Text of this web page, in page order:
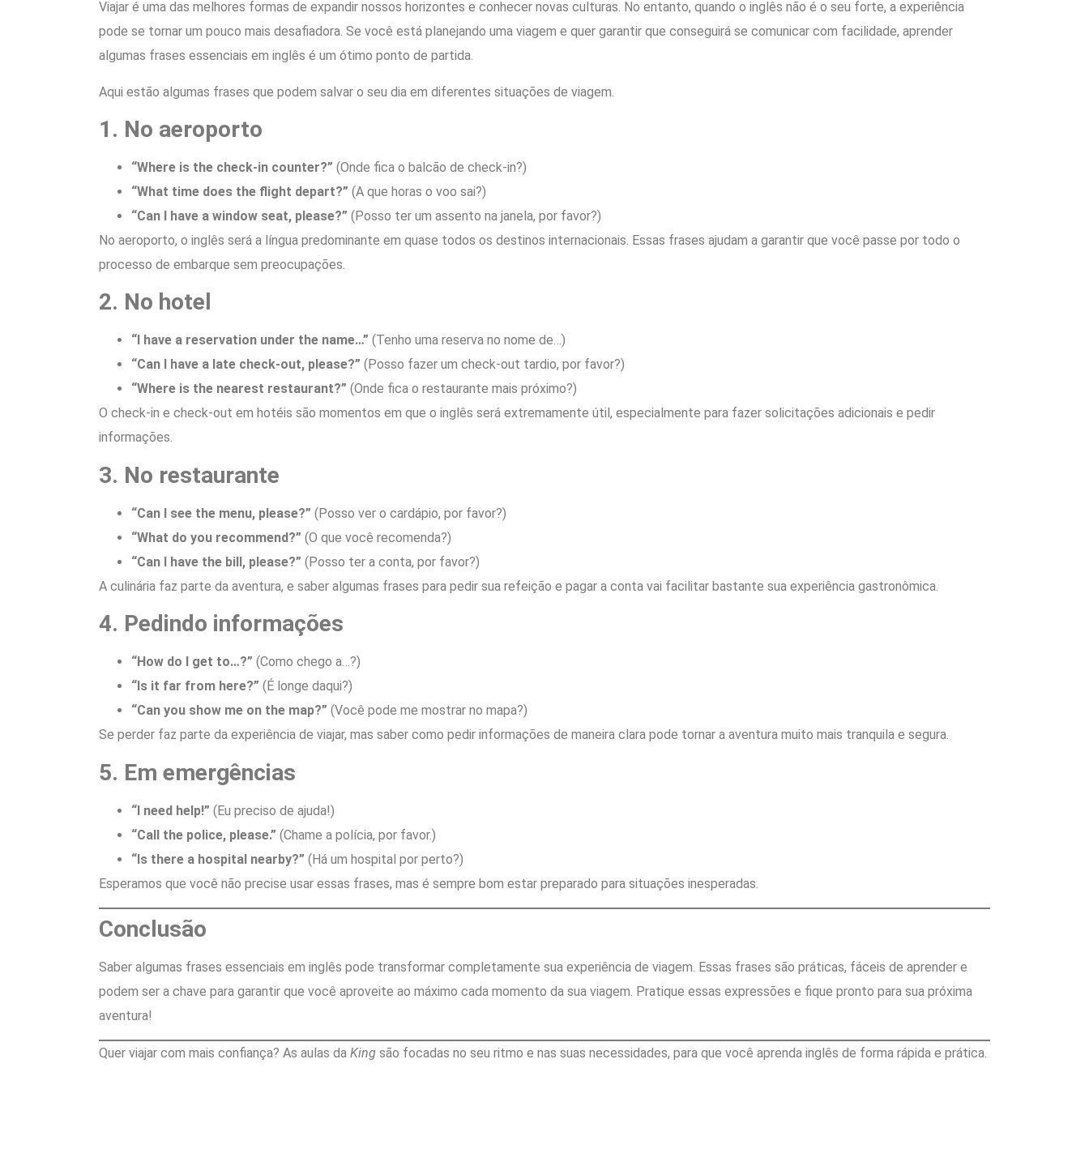
Viajar é uma das melhores formas de expandir nossos horizontes e conhecer novas culturas. No entanto, quando o inglês não é o seu forte, a experiência
pode se tornar um pouco mais desafiadora. Se você está planejando uma viagem e quer garantir que conseguirá se comunicar com facilidade, aprender
algumas frases essenciais em inglês é um ótimo ponto de partida.
Aqui estão algumas frases que podem salvar o seu dia em diferentes situações de viagem.
1. No aeroporto
“Where is the check-in counter?” (Onde fica o balcão de check-in?)
“What time does the flight depart?” (A que horas o voo sai?)
“Can I have a window seat, please?” (Posso ter um assento na janela, por favor?)
No aeroporto, o inglês será a língua predominante em quase todos os destinos internacionais. Essas frases ajudam a garantir que você passe por todo o
processo de embarque sem preocupações.
2. No hotel
“I have a reservation under the name…” (Tenho uma reserva no nome de…)
“Can I have a late check-out, please?” (Posso fazer um check-out tardio, por favor?)
“Where is the nearest restaurant?” (Onde fica o restaurante mais próximo?)
O check-in e check-out em hotéis são momentos em que o inglês será extremamente útil, especialmente para fazer solicitações adicionais e pedir
informações.
3. No restaurante
“Can I see the menu, please?” (Posso ver o cardápio, por favor?)
“What do you recommend?” (O que você recomenda?)
“Can I have the bill, please?” (Posso ter a conta, por favor?)
A culinária faz parte da aventura, e saber algumas frases para pedir sua refeição e pagar a conta vai facilitar bastante sua experiência gastronômica.
4. Pedindo informações
“How do I get to…?” (Como chego a…?)
“Is it far from here?” (É longe daqui?)
“Can you show me on the map?” (Você pode me mostrar no mapa?)
Se perder faz parte da experiência de viajar, mas saber como pedir informações de maneira clara pode tornar a aventura muito mais tranquila e segura.
5. Em emergências
“I need help!” (Eu preciso de ajuda!)
“Call the police, please.” (Chame a polícia, por favor.)
“Is there a hospital nearby?” (Há um hospital por perto?)
Esperamos que você não precise usar essas frases, mas é sempre bom estar preparado para situações inesperadas.
Conclusão
Saber algumas frases essenciais em inglês pode transformar completamente sua experiência de viagem. Essas frases são práticas, fáceis de aprender e
podem ser a chave para garantir que você aproveite ao máximo cada momento da sua viagem. Pratique essas expressões e fique pronto para sua próxima
aventura!
Quer viajar com mais confiança? As aulas da King são focadas no seu ritmo e nas suas necessidades, para que você aprenda inglês de forma rápida e prática.